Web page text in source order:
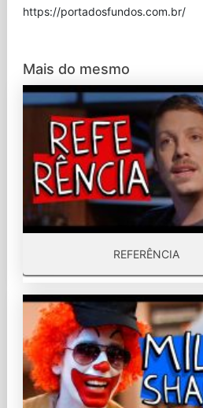
⁠https://portadosfundos.com.br/
Mais do mesmo
REFERÊNCIA